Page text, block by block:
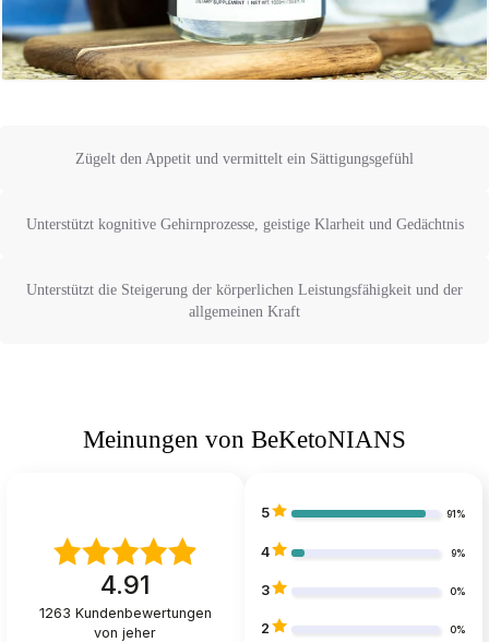
Zügelt den Appetit und vermittelt ein Sättigungsgefühl
Unterstützt kognitive Gehirnprozesse, geistige Klarheit und Gedächtnis
Unterstützt die Steigerung der körperlichen Leistungsfähigkeit und der
allgemeinen Kraft
Meinungen von BeKetoNIANS
4.91
1263 Kundenbewertungen
von jeher
5 91%
4 9%
3 0%
2 0%